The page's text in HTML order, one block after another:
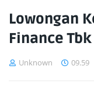
Lowongan
Finance Tbk
Unknown 09.59